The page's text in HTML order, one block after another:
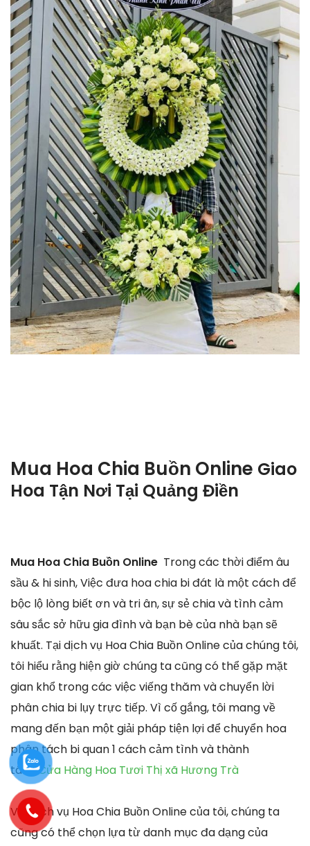
Mua Hoa Chia Buồn Online Giao
Hoa Tận Nơi Tại Quảng Điền
Mua Hoa Chia Buồn Online Trong các thời điểm âu
sầu & hi sinh, Việc đưa hoa chia bi đát là một cách để
bộc lộ lòng biết ơn và tri ân, sự sẻ chia và tình cảm
sâu sắc sở hữu gia đình và bạn bè của nhà bạn sẽ
khuất. Tại dịch vụ Hoa Chia Buồn Online của chúng tôi,
tôi hiểu rằng hiện giờ chúng ta cũng có thể gặp mặt
gian khổ trong các việc viếng thăm và chuyển lời
phân chia bi lụy trực tiếp. Vì cố gắng, tôi mang về
mang đến bạn một giải pháp tiện lợi để chuyển hoa
phân tách bi quan 1 cách cảm tình và thành
tâm.Cửa Hàng Hoa Tươi Thị xã Hương Trà
Với dịch vụ Hoa Chia Buồn Online của tôi, chúng ta
cũng có thể chọn lựa từ danh mục đa dạng của